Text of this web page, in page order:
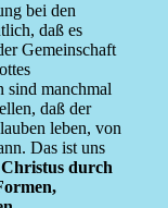
bei den
daß es
Gemeinschaft
sind manchmal
daß der
leben, von
Das ist uns
durch